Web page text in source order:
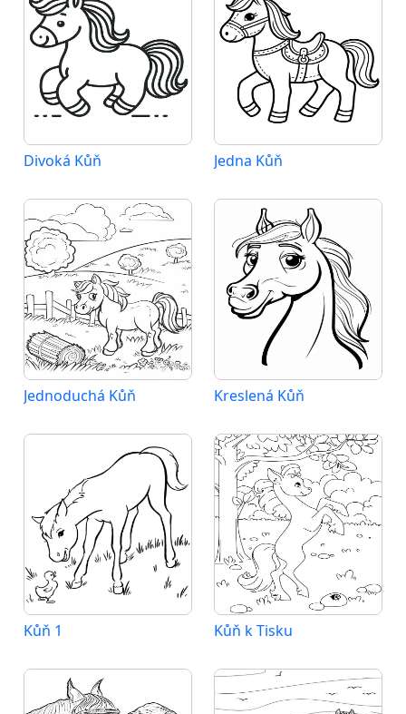
Divoká Kůň Jedna Kůň
Jednoduchá Kůň Kreslená Kůň
Kůň 1 Kůň k Tisku